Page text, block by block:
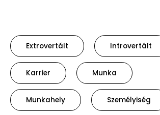
Extrovertált Introvertált
Karrier Munka
Munkahely Személyiség